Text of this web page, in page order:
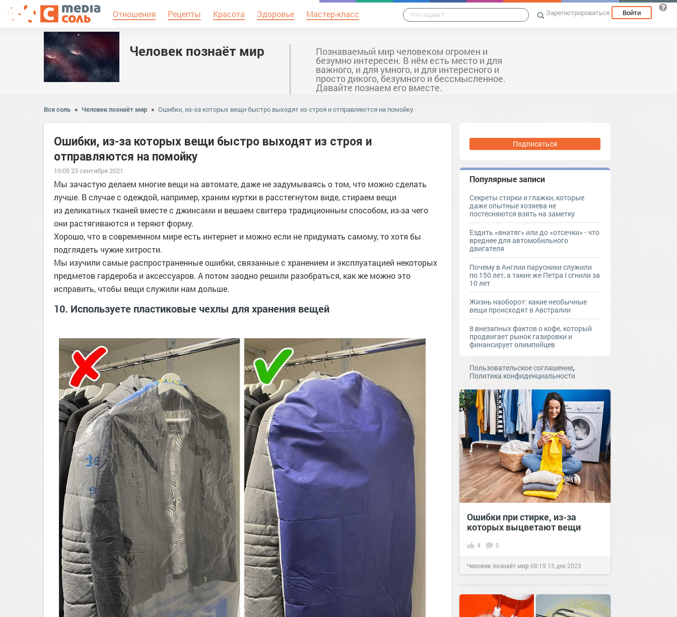
Отношения Рецепты Красота Здоровье Мастер-класс Зарегистрироваться Войти
Человек познаёт мир Познаваемый мир человеком огромен и
безумно интересен. В нём есть место и для
важного, и для умного, и для интересного и
просто дикого, безумного и бессмысленное.
Давайте познаем его вместе.
Вся соль » Человек познаёт мир » Ошибки, из-за которых вещи быстро выходят из строя и отправляются на помойку
Ошибки, из-за которых вещи быстро выходят из строя и
отправляются на помойку
10:05 23 сентября 2021
Мы зачастую делаем многие вещи на автомате, даже не задумываясь о том, что можно сделать
лучше. В случае с одеждой, например, храним куртки в расстегнутом виде, стираем вещи
из деликатных тканей вместе с джинсами и вешаем свитера традиционным способом, из-за чего
они растягиваются и теряют форму.
Хорошо, что в современном мире есть интернет и можно если не придумать самому, то хотя бы
подглядеть чужие хитрости.
Мы изучили самые распространенные ошибки, связанные с хранением и эксплуатацией некоторых
предметов гардероба и аксессуаров. А потом заодно решили разобраться, как же можно это
исправить, чтобы вещи служили нам дольше.
10. Используете пластиковые чехлы для хранения вещей
Подписаться
Популярные записи
Секреты стирки и глажки, которые
даже опытные хозяева не
постесняются взять на заметку
Ездить «внатяг» или до «отсечки» - что
вреднее для автомобильного
двигателя
Почему в Англии парусники служили
по 150 лет, а такие же Петра I сгнили за
10 лет
Жизнь наоборот: какие необычные
вещи происходят в Австралии
8 внезапных фактов о кофе, который
продвигает рынок газировки и
финансирует олимпийцев
Пользовательское соглашение,
Политика конфиденциальности
Ошибки при стирке, из-за
которых выцветают вещи
4 0
Человек познаёт мир08:19 15 дек 2023